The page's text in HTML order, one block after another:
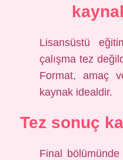
Lisansüstü
çalışma tez
Format, amaç
kaynak idealdir.
Tez sonuç
Final